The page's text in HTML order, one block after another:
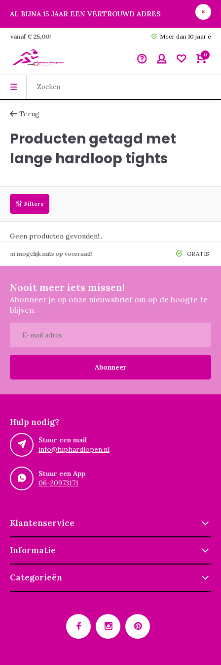
AL BIJNA 15 JAAR EEN VERTROUWD ADRES
GRATIS verzending vanaf € 25,00!
0
Terug
Producten getagd met
lange hardloop tights
Filters
Geen producten gevonden!...
mits op voorraad! GRATIS
Nooit meer iets missen!
Abonneer je op onze nieuwsbrief om op de hoogte te
blijven.
Abonneer
Hulp nodig?
Stuur een mail
info@hiphardlopen.nl
Stuur een App
06-20973171
Klantenservice
Informatie
Categorieën